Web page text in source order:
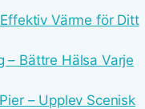
Värme för Ditt
– Bättre Hälsa Varje
– Upplev Scenisk